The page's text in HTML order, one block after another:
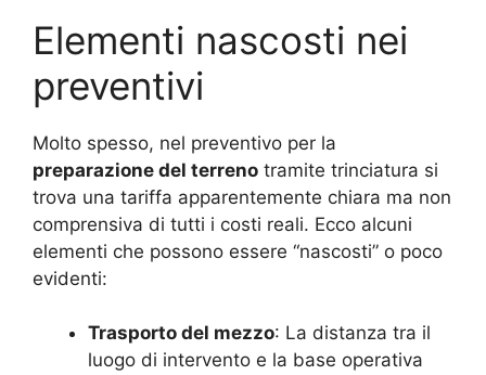
Elementi nascosti nei
preventivi
Molto spesso, nel preventivo per la
preparazione del terreno tramite trinciatura si
trova una tariffa apparentemente chiara ma non
comprensiva di tutti i costi reali. Ecco alcuni
elementi che possono essere “nascosti” o poco
evidenti:
Trasporto del mezzo: La distanza tra il
luogo di intervento e la base operativa